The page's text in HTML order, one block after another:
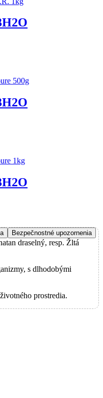
Bezpečnostné upozornenia
draselný, resp. Žltá
s dlhodobými
prostredia.